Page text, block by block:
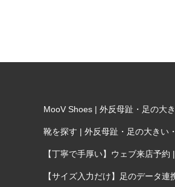
MooV Shoes | 外反母趾・足の大
靴を探す | 外反母趾・足の大きい
【丁寧で手厚い】ウェブ来店予
【サイズ入力だけ】足のデータ